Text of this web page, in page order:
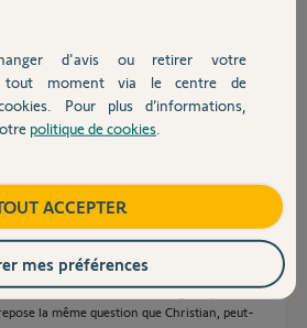
fumée
mon plafond étant très haut compliqué à
seulement mentionné montage au plafond
la même question que Christian, peut-
d'avis ou retirer votre
tout moment via le centre de
Pour plus d’informations,
politique de cookies
ACCEPTER
mes préférences